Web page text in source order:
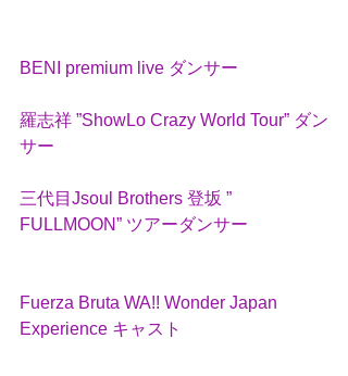
BENI premium live ダンサー
羅志祥 ”ShowLo Crazy World Tour” ダン
サー
三代目Jsoul Brothers 登坂 ”
FULLMOON” ツアーダンサー
Fuerza Bruta WA!! Wonder Japan
Experience キャスト